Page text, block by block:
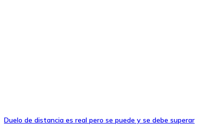
Duelo de distancia es real pero se puede y se debe superar